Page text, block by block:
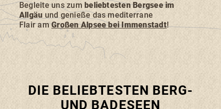
Begleite uns zumbeliebtesten Bergsee im
Allgäu und genieße das mediterrane
Flair amGroßen Alpsee bei Immenstadt!
DIE BELIEBTESTEN BERG-
UND BADESEEN